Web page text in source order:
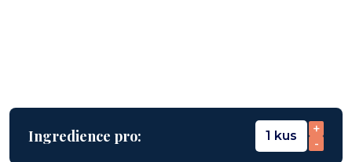
Ingredience pro: 1 kus
+
-